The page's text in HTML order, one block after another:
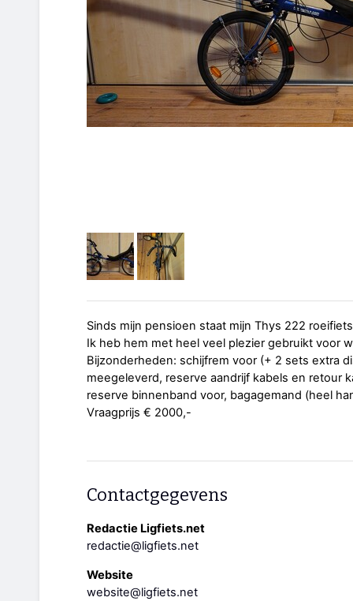
Sinds mijn pensioen staat mijn Thys 222
Ik heb hem met heel veel plezier gebruikt voor
Bijzonderheden: schijfrem voor (+ 2 sets extra
meegeleverd, reserve aandrijf kabels en retour
reserve binnenband voor, bagagemand (heel
Vraagprijs € 2000,-
Contactgegevens
Redactie Ligfiets.net
redactie@ligfiets.net
Website
website@ligfiets.net